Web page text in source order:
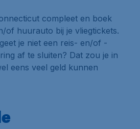
compleet en boek
of huurauto bij je vliegtickets.
je niet een reis- en/of -
af te sluiten? Dat zou je in
eens veel geld kunnen